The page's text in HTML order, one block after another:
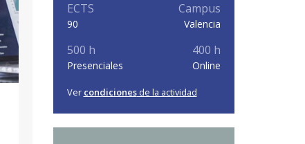
ECTS
90
Campus
Valencia
500 h
Presenciales
400 h
Online
Ver condicionesde la actividad